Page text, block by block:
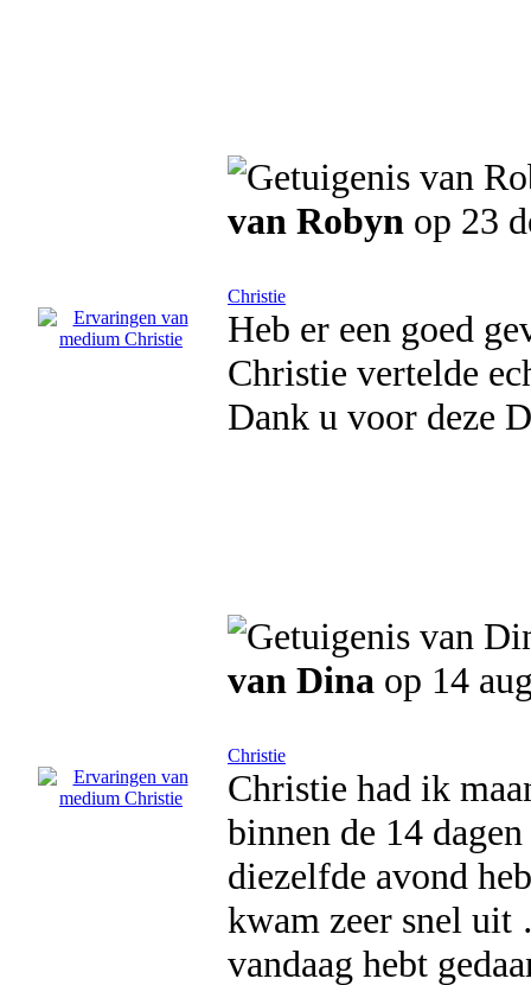
van Robyn op 23
Christie
Heb er een goed
Christie vertelde
Dank u voor deze
van Dina op 14
Christie
Christie had ik
binnen de 14
diezelfde avond
kwam zeer snel
vandaag hebt